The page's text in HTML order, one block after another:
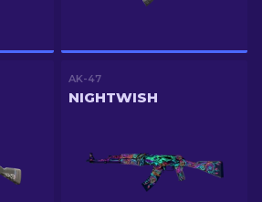
AK-47
NIGHTWISH